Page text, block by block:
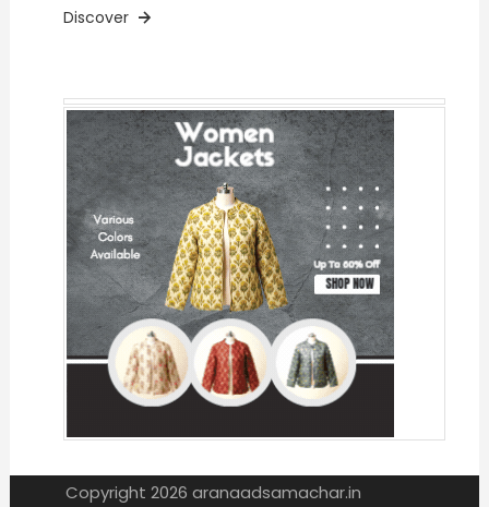
Discover
Copyright 2026 aranaadsamachar.in